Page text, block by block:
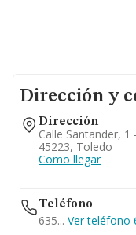
Dirección y
Dirección
Calle Santander, 1
45223, Toledo
Como llegar
Teléfono
635... Ver teléfono